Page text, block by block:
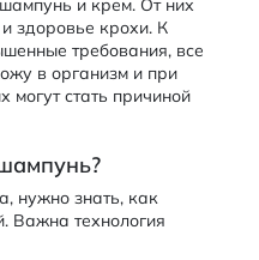
здоровье крохи. К
требования, все
в организм и при
стать причиной
нужно знать, как
Важна технология